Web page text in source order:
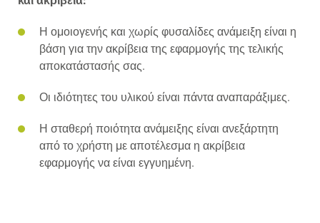
Η ομοιογενής και χωρίς φυσαλίδες ανάμειξη είναι η
βάση για την ακρίβεια της εφαρμογής της τελικής
αποκατάστασής σας.
Οι ιδιότητες του υλικού είναι πάντα αναπαράξιμες.
Η σταθερή ποιότητα ανάμειξης είναι ανεξάρτητη
από το χρήστη με αποτέλεσμα η ακρίβεια
εφαρμογής να είναι εγγυημένη.